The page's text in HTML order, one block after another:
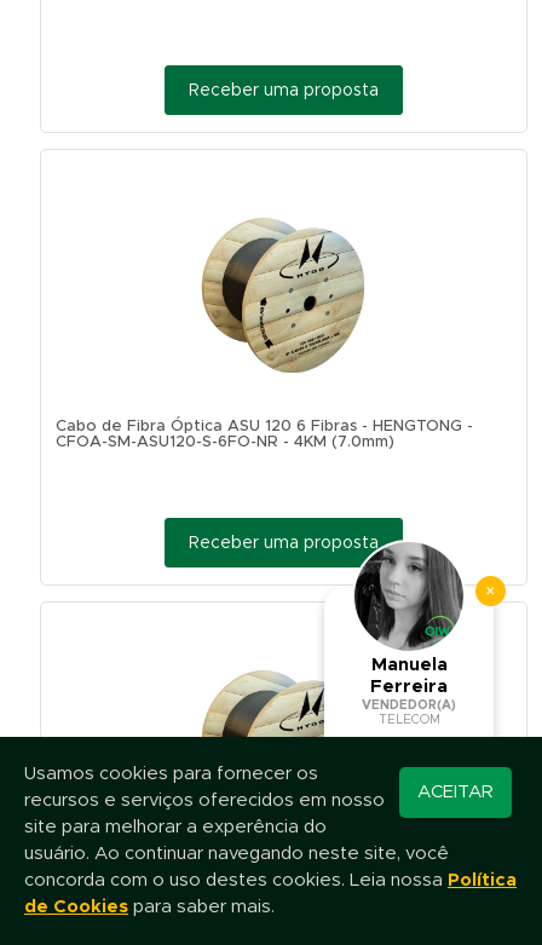
Receber uma proposta
Cabo de Fibra Óptica ASU 120 6 Fibras - HENGTONG -
CFOA-SM-ASU120-S-6FO-NR - 4KM (7.0mm)
Receber uma proposta
Cabo de Fibra Óptica ASU 120 12 Fibras - HENGTONG -
CFOA-SM-ASU120-S-12FO-NR - 4KM (7.0mm)
×
Manuela
Ferreira
VENDEDOR(A)
TELECOM
WhatsApp
ACEITAR
Usamos cookies para fornecer os
recursos e serviços oferecidos em nosso
site para melhorar a experência do
usuário. Ao continuar navegando neste site, você
concorda com o uso destes cookies. Leia nossa Política
de Cookies para saber mais.